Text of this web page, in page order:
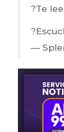
?Te
—